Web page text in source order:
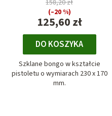
125,60 zł
158,20 zł
(–20 %)
DO KOSZYKA
Szklane bongo w kształcie
pistoletu o wymiarach 230 x 170
mm.